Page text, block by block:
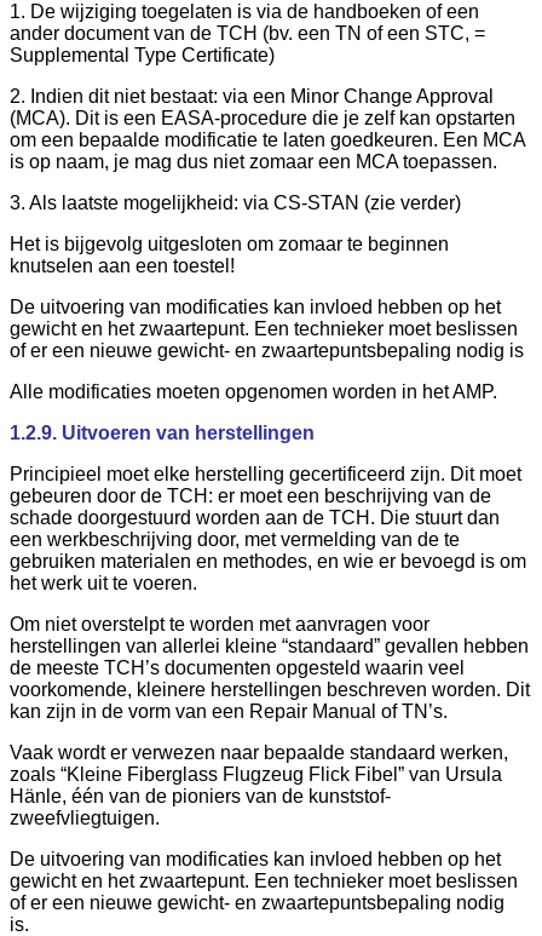
1. De wijziging toegelaten is via de handboeken of een
ander document van de TCH (bv. een TN of een STC, =
Supplemental Type Certificate)
2. Indien dit niet bestaat: via een Minor Change Approval
(MCA). Dit is een EASA-procedure die je zelf kan opstarten
om een bepaalde modificatie te laten goedkeuren. Een MCA
is op naam, je mag dus niet zomaar een MCA toepassen.
3. Als laatste mogelijkheid: via CS-STAN (zie verder)
Het is bijgevolg uitgesloten om zomaar te beginnen
knutselen aan een toestel!
De uitvoering van modificaties kan invloed hebben op het
gewicht en het zwaartepunt. Een technieker moet beslissen
of er een nieuwe gewicht- en zwaartepuntsbepaling nodig is
Alle modificaties moeten opgenomen worden in het AMP.
1.2.9. Uitvoeren van herstellingen
Principieel moet elke herstelling gecertificeerd zijn. Dit moet
gebeuren door de TCH: er moet een beschrijving van de
schade doorgestuurd worden aan de TCH. Die stuurt dan
een werkbeschrijving door, met vermelding van de te
gebruiken materialen en methodes, en wie er bevoegd is om
het werk uit te voeren.
Om niet overstelpt te worden met aanvragen voor
herstellingen van allerlei kleine “standaard” gevallen hebben
de meeste TCH’s documenten opgesteld waarin veel
voorkomende, kleinere herstellingen beschreven worden. Dit
kan zijn in de vorm van een Repair Manual of TN’s.
Vaak wordt er verwezen naar bepaalde standaard werken,
zoals “Kleine Fiberglass Flugzeug Flick Fibel” van Ursula
Hänle, één van de pioniers van de kunststof-
zweefvliegtuigen.
De uitvoering van modificaties kan invloed hebben op het
gewicht en het zwaartepunt. Een technieker moet beslissen
of er een nieuwe gewicht- en zwaartepuntsbepaling nodig
is.